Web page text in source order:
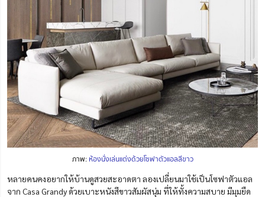
ภาพ: ห้องนั่งเล่นแต่งด้วยโซฟาตัวแอลสีขาว
หลายคนคงอยากให้บ้านดูสวยสะอาดตา ลองเปลี่ยนมาใช้เป็นโซฟาตัวแอล
จาก Casa Grandy ด้วยเบาะหนังสีขาวสัมผัสนุ่ม ที่ให้ทั้งความสบาย มีมุมยืด